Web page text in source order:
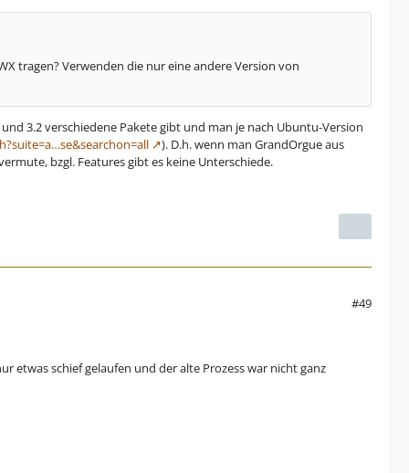
tragen? Verwenden die nur eine andere Version von
3.2 verschiedene Pakete gibt und man je nach Ubuntu-Version
). D.h. wenn man GrandOrgue aus
bzgl. Features gibt es keine Unterschiede.
#49
etwas schief gelaufen und der alte Prozess war nicht ganz